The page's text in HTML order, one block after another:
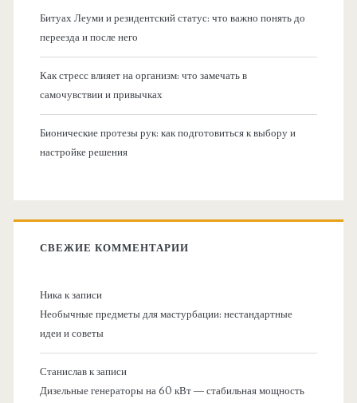
Битуах Леуми и резидентский статус: что важно понять до
переезда и после него
Как стресс влияет на организм: что замечать в
самочувствии и привычках
Бионические протезы рук: как подготовиться к выбору и
настройке решения
СВЕЖИЕ КОММЕНТАРИИ
Никак записи
Необычные предметы для мастурбации: нестандартные
идеи и советы
Станиславк записи
Дизельные генераторы на 60 кВт — стабильная мощность